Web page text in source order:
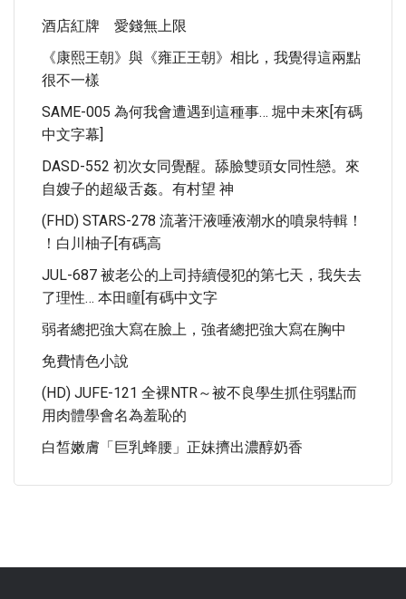
酒店紅牌 愛錢無上限
《康熙王朝》與《雍正王朝》相比，我覺得這兩點
很不一樣
SAME-005 為何我會遭遇到這種事… 堀中未來[有碼
中文字幕]
DASD-552 初次女同覺醒。舔臉雙頭女同性戀。來
自嫂子的超級舌姦。有村望 神
(FHD) STARS-278 流著汗液唾液潮水的噴泉特輯！
！白川柚子[有碼高
JUL-687 被老公的上司持續侵犯的第七天，我失去
了理性… 本田瞳[有碼中文字
弱者總把強大寫在臉上，強者總把強大寫在胸中
免費情色小說
(HD) JUFE-121 全裸NTR～被不良學生抓住弱點而
用肉體學會名為羞恥的
白皙嫩膚「巨乳蜂腰」正妹擠出濃醇奶香